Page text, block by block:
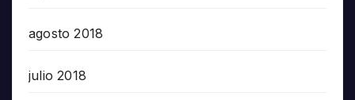
agosto 2018
julio 2018